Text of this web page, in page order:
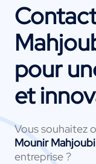
pour
et
Vous souhaitez
Mounir
entreprise ?